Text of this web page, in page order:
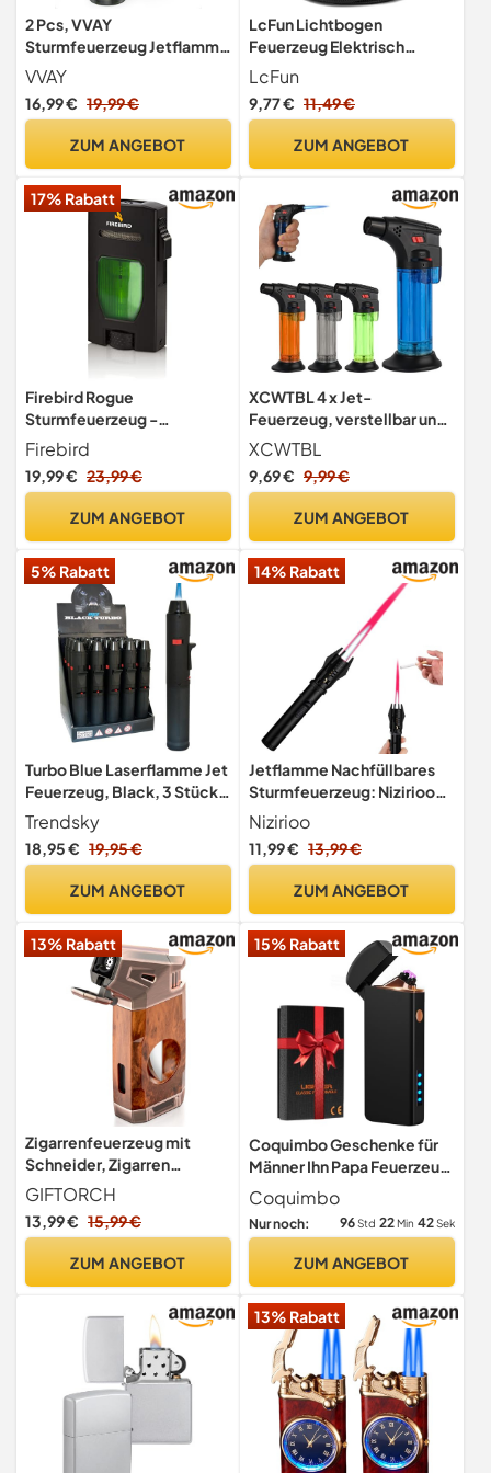
2 Pcs, VVAY
Sturmfeuerzeug Jetflamme
1 Flammen - Gas
Nachfüllbar - ohne Gas
Geliefert
VVAY
16,99 € 19,99 €
ZUM ANGEBOT
LcFun Lichtbogen
Feuerzeug Elektrisch
Elektrisches Feuerzeug
(Schwarz)
LcFun
9,77 € 11,49 €
ZUM ANGEBOT
17% Rabatt
Firebird Rogue
Sturmfeuerzeug -
Windbeständig -
Extragroße Einstellrad - Jet
Feuerzeug Mit Einzel
Tankfenster - Mit Gas
Lieferumfang Enthalten)
Firebird
19,99 € 23,99 €
ZUM ANGEBOT
XCWTBL 4 x Jet-
Feuerzeug, verstellbar und
winddicht, nachfüllbarer
Gasbrenner, Butangas,
Mini-Fackel (Butangas
enthalten)
XCWTBL
9,69 € 9,99 €
ZUM ANGEBOT
5% Rabatt
Turbo Blue Laserflamme Jet
Feuerzeug, Black, 3 Stück,
Nachfüllbar, Windfest
Trendsky
18,95 € 19,95 €
ZUM ANGEBOT
14% Rabatt
Jetflamme Nachfüllbares
Sturmfeuerzeug: Nizirioo
Winddichtes
Gasfeuerzeug, Jet Lang
Stab für Kamin, Grill,
Gas)
Nizirioo
11,99 € 13,99 €
ZUM ANGEBOT
13% Rabatt
Zigarrenfeuerzeug mit
Schneider, Zigarren
Feuerzeug Jetflame Jet
Gasfeuerzeug,
Sturmfeuerzeug Gas
GIFTORCH
13,99 € 15,99 €
ZUM ANGEBOT
15% Rabatt
Coquimbo Geschenke für
Männer Ihn Papa Feuerzeug
Elektrisch (Schwarz)
Coquimbo
Nur noch: 96 Std 22 Min 41Sek
ZUM ANGEBOT
13% Rabatt